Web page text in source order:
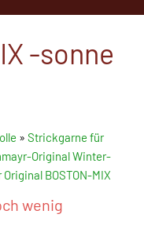
-sonne
» Strickgarne für
Original Winter-
BOSTON-MIX
wenig